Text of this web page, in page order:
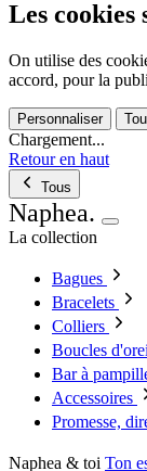
Les cookies
On utilise des
accord, pour la
Personnaliser
Chargement...
Retour en haut
Tous
Naphea.
La collection
Bagues
Bracelets
Colliers
Boucles
Bar à
Accessoires
Promesse,
Naphea & toi Ton